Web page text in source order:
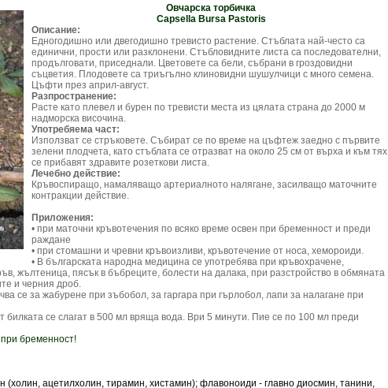
Овчарска торбичка
Capsella Bursa Pastoris
Описание:
Едногодишно или двегодишно тревисто растение. Стъблата най-често са
единични, прости или разклонени. Стъбловидните листа са последователни,
продълговати, приседнали. Цветовете са бели, събрани в гроздовидни
съцветия. Плодовете са триъгълно клиновидни шушулчици с много семена.
Цъфти през април-август.
Разпространение:
Расте като плевел и бурен по тревисти места из цялата страна до 2000 м
надморска височина.
Употребяема част:
Използват се стръковете. Събират се по време на цъфтеж заедно с първите
зелени плодчета, като стъблата се отразват на около 25 см от върха и към тях
се прибавят здравите розеткови листа.
Лечебно действие:
Кръвоспиращо, намаляващо артериалното налягане, засилващо маточните
контракции действие.
Приложения:
• при маточни кръвотечения по всяко време освен при бременност и преди
раждане
• при стомашни и чревни кръвоизливи, кръвотечение от носа, хемороиди.
• В българската народна медицина се употребява при кръвохрачене,
жълтеница, пясък в бъбреците, болести на далака, при разстройство в обмяната
и черния дроб.
се за жабурене при зъбобол, за гаргара при гърлобол, лапи за налагане при
билката се слагат в 500 мл вряща вода. Ври 5 минути. Пие се по 100 мл преди
бременност!
(холин, ацетилхолин, тирамин, хистамин); флавоноиди - главно диосмин, танини,